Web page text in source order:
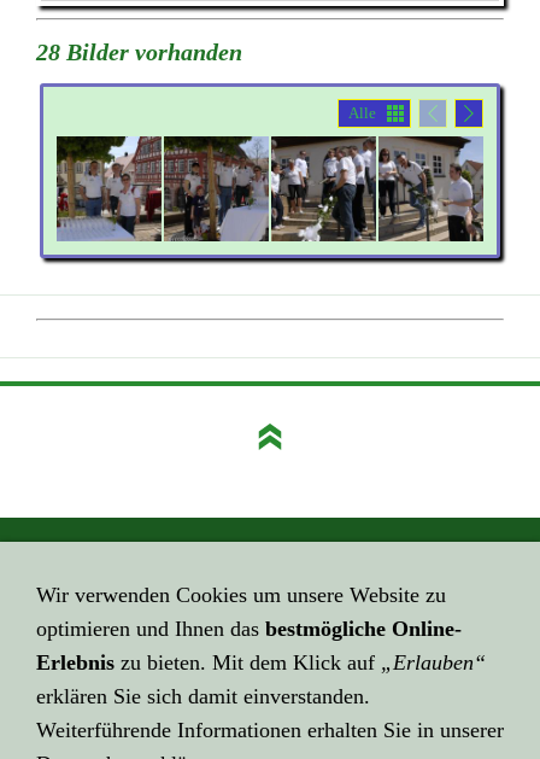
28 Bilder vorhanden
Alle
Impressum
HIER GEHT ES ZUR ...
KLICK HIER ZU LINK ...
Wir verwenden Cookies um unsere Website zu
optimieren und Ihnen das bestmögliche Online-
Erlebnis zu bieten. Mit dem Klick auf „Erlauben“
erklären Sie sich damit einverstanden.
Weiterführende Informationen erhalten Sie in unserer